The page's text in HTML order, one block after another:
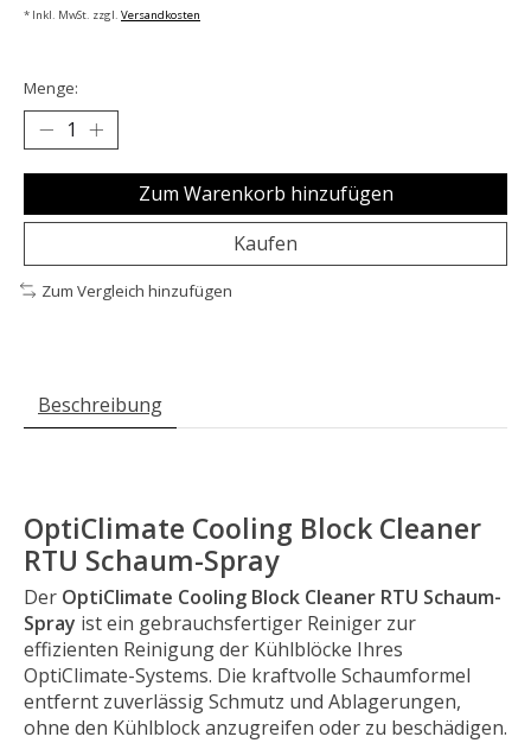
* Inkl. MwSt. zzgl. Versandkosten
Menge:
Zum Warenkorb hinzufügen
Kaufen
Zum Vergleich hinzufügen
Beschreibung
OptiClimate Cooling Block Cleaner
RTU Schaum-Spray
Der OptiClimate Cooling Block Cleaner RTU Schaum-
Spray ist ein gebrauchsfertiger Reiniger zur
effizienten Reinigung der Kühlblöcke Ihres
OptiClimate-Systems. Die kraftvolle Schaumformel
entfernt zuverlässig Schmutz und Ablagerungen,
ohne den Kühlblock anzugreifen oder zu beschädigen.